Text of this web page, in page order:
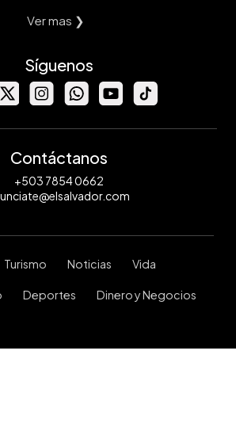
Ver mas ❯
Síguenos
Contáctanos
+503 7854 0662
Turismo Noticias Vida
Deportes Dinero y Negocios